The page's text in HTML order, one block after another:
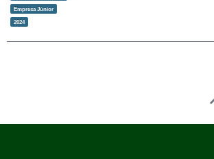
Empresa Júnior
2024